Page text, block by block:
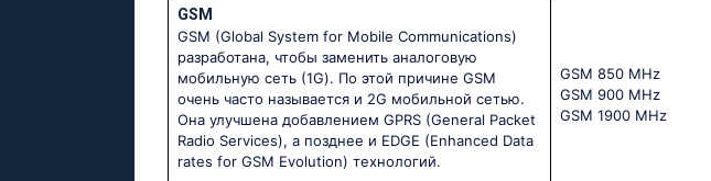
GSM
GSM (Global System for Mobile Communications)
разработана, чтобы заменить аналоговую
мобильную сеть (1G). По этой причине GSM
очень часто называется и 2G мобильной сетью.
Она улучшена добавлением GPRS (General Packet
Radio Services), а позднее и EDGE (Enhanced Data
rates for GSM Evolution) технологий.
GSМ 850 МНz
GSМ 900 МНz
GSМ 1900 МНz